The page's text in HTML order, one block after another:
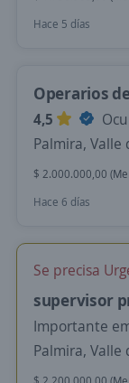
Hace 5 días
Operarios
4,5
Palmira, Valle
$ 2.000.000,00
Hace 6 días
Se precisa
supervisor
Importante
Palmira, Valle